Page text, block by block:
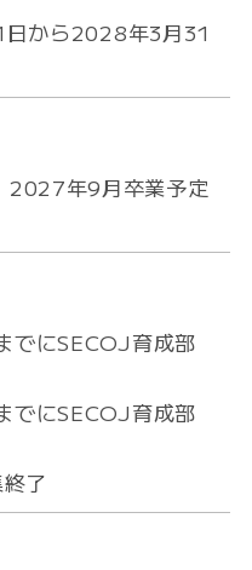
から2028年3月31
2027年9月卒業予定
にSECOJ育成部
にSECOJ育成部
了